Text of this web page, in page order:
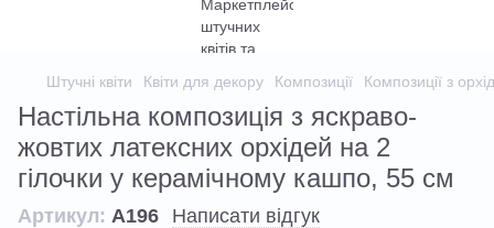
Штучні квіти Квіти для декору Композиції Композиції з
Настільна композиція з яскраво-
жовтих латексних орхідей на 2
гілочки у керамічному кашпо, 55 см
Артикул: А196 Написати відгук